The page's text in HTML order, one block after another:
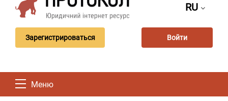
RU
Зарегистрироваться Войти
Меню